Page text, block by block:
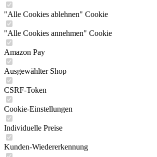
"Alle Cookies ablehnen" Cookie
"Alle Cookies annehmen" Cookie
Amazon Pay
Ausgewählter Shop
CSRF-Token
Cookie-Einstellungen
Individuelle Preise
Kunden-Wiedererkennung